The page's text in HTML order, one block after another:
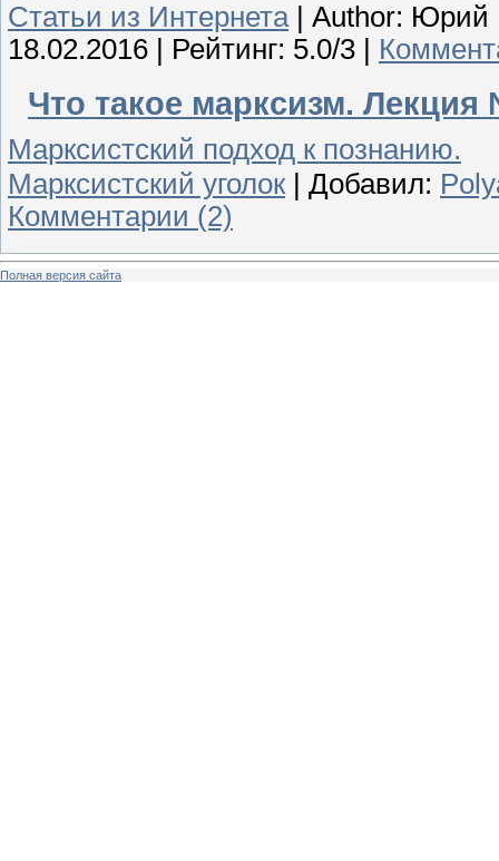
Статьи из Интернета| Author: Юрий
18.02.2016 | Рейтинг: 5.0/3 |
Что такое марксизм.
Марксистский подход к познанию.
Марксистский уголок
Добавил:
Комментарии (2)
Полная версия сайта